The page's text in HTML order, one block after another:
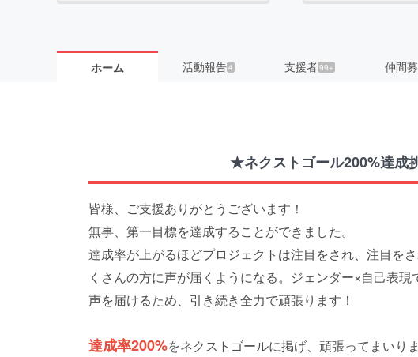
ホーム 活動報告4 支援者99+ 仲間
★ネクストゴール200%達成
皆様、ご支援ありがとうございます！
無事、第一目標を達成することができました。
達成率が上がるほどプロジェクトは注目をされ、注目を
くさんの方に声が届くようになる。ジェンダー×自己表
声を届けるため、引き続き全力で頑張ります！
達成率200%をネクストゴールに掲げ、頑張ってまいり